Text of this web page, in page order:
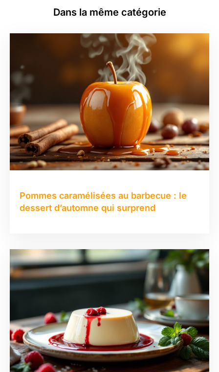
Dans la même catégorie
Pommes caramélisées au barbecue : le
dessert d’automne qui surprend